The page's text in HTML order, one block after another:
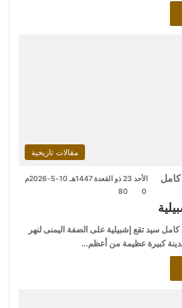
مقالات تاريخية
كامل
الأحد 23 ذو القعدة 1447هـ 10-5-2026م
0
80
كامل سيد تقع إشبيلية على الضفة اليمنى لنهر
كبيرة عظيمة من أعظم…